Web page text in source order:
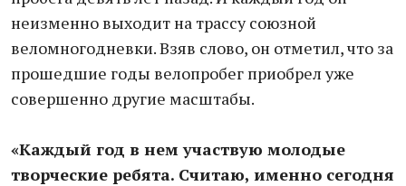
неизменно выходит на трассу союзной
веломногодневки. Взяв слово, он отметил, что за
прошедшие годы велопробег приобрел уже
совершенно другие масштабы.
«Каждый год в нем участвую молодые
творческие ребята. Считаю, именно сегодня